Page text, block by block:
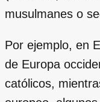
musulmanes o
Por ejemplo, en
de Europa
católicos,